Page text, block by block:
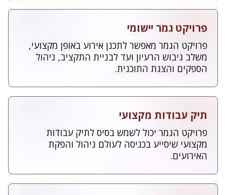
פרויקט גמר יישומי
פרויקט הגמר מאפשר לתכנן אירוע באופן מקצועי,
משלב גיבוש הרעיון ועד לבניית התקציב, ניהול
הספקים והצגת התוכנית.
תיק עבודות מקצועי
פרויקט הגמר יכול לשמש בסיס לתיק עבודות
מקצועי שיסייע בכניסה לעולם ניהול והפקת
האירועים.